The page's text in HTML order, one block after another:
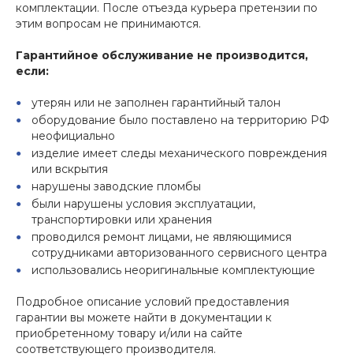
комплектации. После отъезда курьера претензии по
этим вопросам не принимаются.
Гарантийное обслуживание не производится,
если:
утерян или не заполнен гарантийный талон
оборудование было поставлено на территорию РФ
неофициально
изделие имеет следы механического повреждения
или вскрытия
нарушены заводские пломбы
были нарушены условия эксплуатации,
транспортировки или хранения
проводился ремонт лицами, не являющимися
сотрудниками авторизованного сервисного центра
использовались неоригинальные комплектующие
Подробное описание условий предоставления
гарантии вы можете найти в документации к
приобретенному товару и/или на сайте
соответствующего производителя.